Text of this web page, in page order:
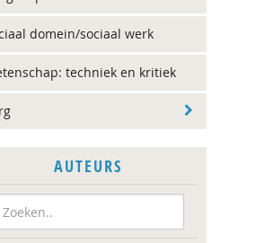
domein/sociaal werk
techniek en kritiek
AUTEURS